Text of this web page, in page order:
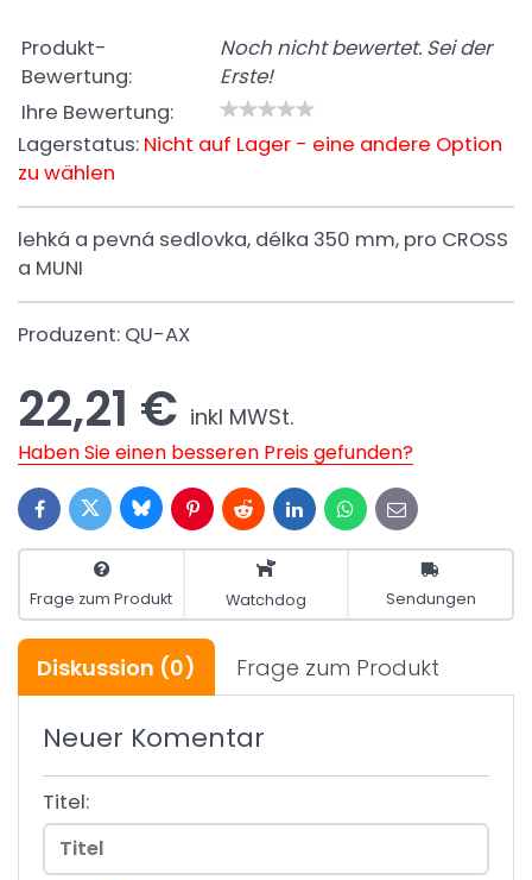
Produkt-
Bewertung:
Noch nicht bewertet. Sei der
Erste!
Ihre Bewertung:
Lagerstatus: Nicht auf Lager - eine andere Option
zu wählen
lehká a pevná sedlovka, délka 350 mm, pro CROSS
a MUNI
Produzent: QU-AX
22,21 € inkl MWSt.
Haben Sie einen besseren Preis gefunden?
FacebookTwitterBlueskyPinterestRedditLinkedInWhatsApp
E-
mail
Frage zum Produkt Watchdog Sendungen
Diskussion (0) Frage zum Produkt
Neuer Komentar
Titel: